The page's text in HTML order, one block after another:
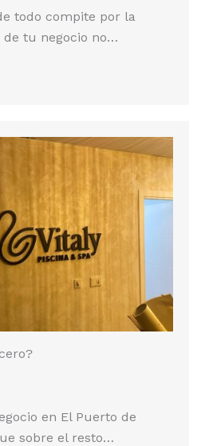
todo compite por la
de tu negocio no…
en El Puerto de
sobre el resto…